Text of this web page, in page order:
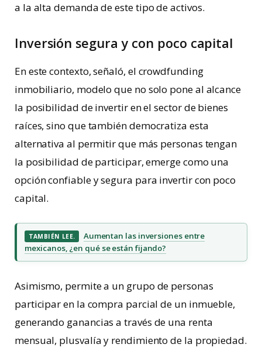
a la alta demanda de este tipo de activos.
Inversión segura y con poco capital
En este contexto, señaló, el crowdfunding
inmobiliario, modelo que no solo pone al alcance
la posibilidad de invertir en el sector de bienes
raíces, sino que también democratiza esta
alternativa al permitir que más personas tengan
la posibilidad de participar, emerge como una
opción confiable y segura para invertir con poco
capital.
TAMBIÉN LEE.
Aumentan las inversiones entre
mexicanos, ¿en qué se están fijando?
Asimismo, permite a un grupo de personas
participar en la compra parcial de un inmueble,
generando ganancias a través de una renta
mensual, plusvalía y rendimiento de la propiedad.